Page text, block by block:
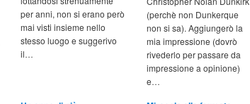
per anni, non si erano però
mai visti insieme nello
stesso luogo e suggerivo
il…
(perchè non Dunkerque
non si sa). Aggiungerò la
mia impressione (dovrò
rivederlo per passare da
impressione a opinione)
e…